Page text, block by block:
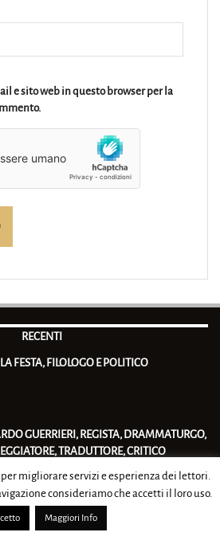
e sito web in questo browser per la
RECENTI
FESTA, FILOLOGO E POLITICO
GUERRIERI, REGISTA, DRAMMATURGO,
TRADUTTORE, CRITICO
TORTORELLA, FISICO MATEMATICO
migliorare servizi e esperienza dei lettori.
consideriamo che accetti il loro uso.
Maggiori Info